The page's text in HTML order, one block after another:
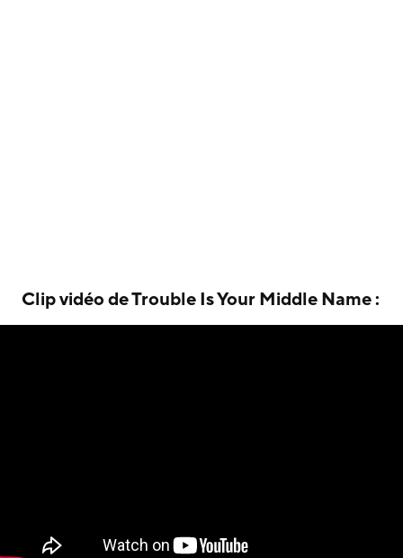
Clip vidéo de Trouble Is Your Middle Name :